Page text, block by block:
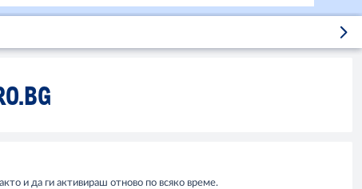
и да ги активираш отново по всяко време.